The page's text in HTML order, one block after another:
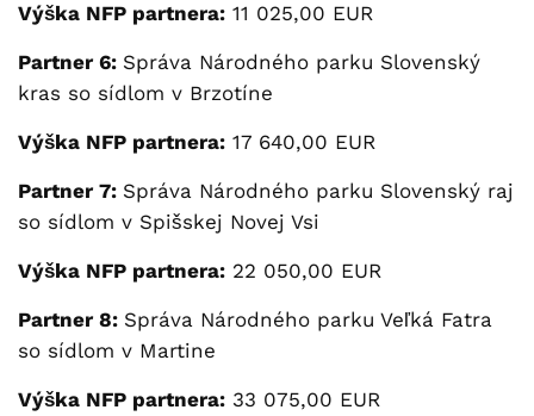
Výška NFP partnera: 11 025,00 EUR
Partner 6: Správa Národného parku Slovenský
kras so sídlom v Brzotíne
Výška NFP partnera: 17 640,00 EUR
Partner 7: Správa Národného parku Slovenský raj
so sídlom v Spišskej Novej Vsi
Výška NFP partnera: 22 050,00 EUR
Partner 8: Správa Národného parku Veľká Fatra
so sídlom v Martine
Výška NFP partnera: 33 075,00 EUR